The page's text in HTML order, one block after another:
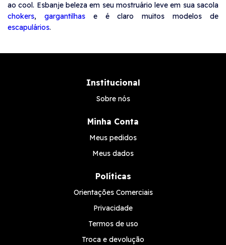
ao cool. Esbanje beleza em seu mostruário leve em sua sacola
chokers, gargantilhase é claro muitos modelos de
escapulários.
Institucional
Sobre nós
Minha Conta
Meus pedidos
Meus dados
Políticas
Orientações Comerciais
Privacidade
Termos de uso
Troca e devolução